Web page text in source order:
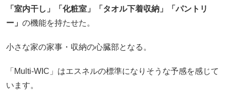
「室内干し」「化粧室」「タオル下着収納」「パントリ
ー」 の機能を持たせた。
小さな家の家事・収納の心臓部となる。
「Multi-WIC」はエスネルの標準になりそうな予感を感じて
います。